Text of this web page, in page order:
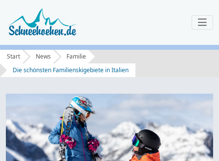
Start News
Familie
Die schönsten Familienskigebiete in Italien